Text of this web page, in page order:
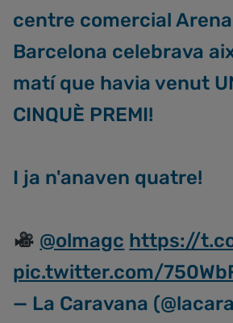
centre comercial
Barcelona celebrava
matí que havia venut
CINQUÈ PREMI!
I ja n'anaven quatre!
@olmagc https://
pic.twitter.com/
— La Caravana